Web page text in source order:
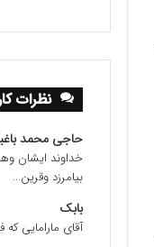
نظرات
حاجی محمد
خداوند ایشان
بیامرزد وقرین...
بابک
آقای مارامایی